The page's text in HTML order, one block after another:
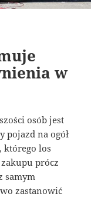
w
osób jest
pojazd na ogół
którego los
prócz
samym
zastanowić